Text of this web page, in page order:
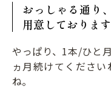
おっしゃる通り
用意しております
やっぱり、1本/ひと
ヵ月続けてくださ
ね。